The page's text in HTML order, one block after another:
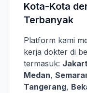
Kota-Kota
Terbanyak
Platform kami
kerja dokter di
termasuk:
Medan,
Tangerang,